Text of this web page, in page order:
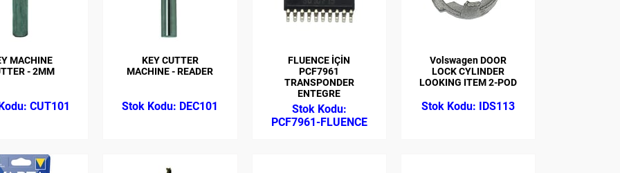
MACHINE
- 2MM
CUT101
KEY CUTTER
MACHINE - READER
DEC101
FLUENCE İÇİN
PCF7961
TRANSPONDER
ENTEGRE
PCF7961-FLUENCE
Volswagen DOOR
LOCK CYLINDER
LOOKING ITEM 2-POD
IDS113